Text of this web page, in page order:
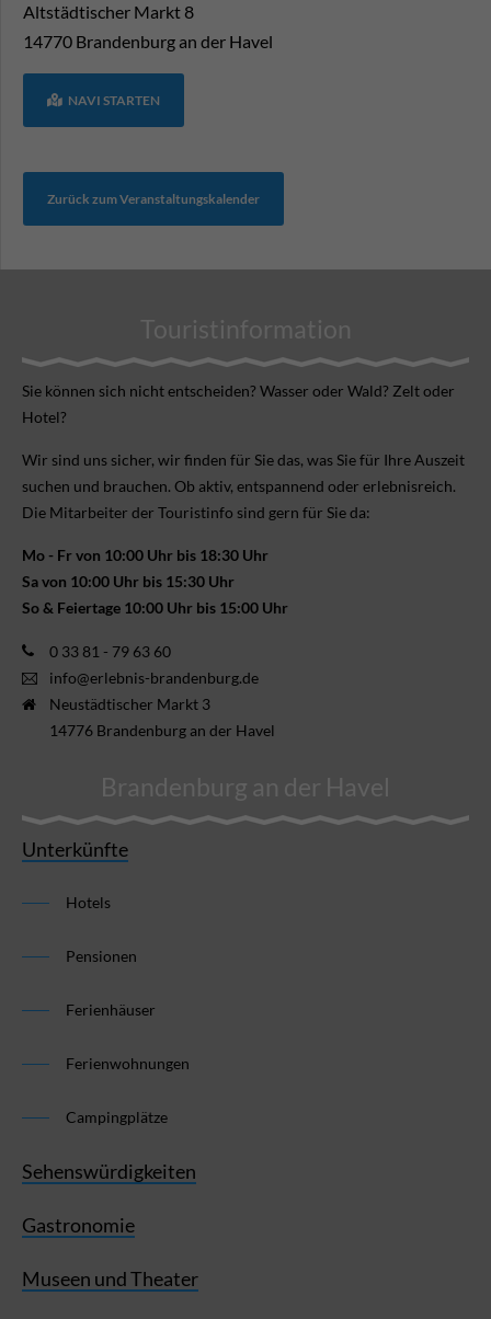
Altstädtischer Markt 8
14770 Brandenburg an der Havel
NAVI STARTEN
Zurück zum Veranstaltungskalender
Touristinformation
Sie können sich nicht ent­scheiden? Wasser oder Wald? Zelt oder
Hotel?
Wir sind uns sicher, wir finden für Sie das, was Sie für Ihre Aus­zeit
suchen und brauchen. Ob aktiv, ent­spannend oder erlebnis­reich.
Die Mitarbeiter der Touristinfo sind gern für Sie da:
Mo - Fr von 10:00 Uhr bis 18:30 Uhr
Sa von 10:00 Uhr bis 15:30 Uhr
So & Feiertage 10:00 Uhr bis 15:00 Uhr
0 33 81 - 79 63 60
info@erlebnis-brandenburg.de
Neustädtischer Markt 3
14776 Brandenburg an der Havel
Brandenburg an der Havel
Unterkünfte
Hotels
Pensionen
Ferienhäuser
Ferienwohnungen
Campingplätze
Sehenswürdigkeiten
Gastronomie
Museen und Theater